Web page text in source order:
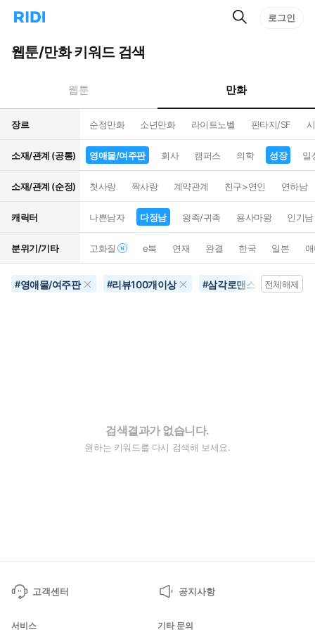
리
홈
으
턴
트
검
로그인
웹툰/만화 키워드 검색
웹툰 만화
장르 순정만화 소년만화 라이트노벨 판타지/SF
소재/관계 (공통) 영애물/여주판 회사 캠퍼스 의학 성장 일
소재/관계 (순정) 첫사랑 짝사랑 계약관계 친구>연인 연하남
캐릭터 나쁜남자 다정남 왕족/귀족 용사마왕 인기남
분위기/기타 고화질 e북 연재 완결 한국 일본
#영애물/여주판 #리뷰100개이상 #삼각로맨스 #결혼
전체해제
검색결과가 없습니다.
원하는 키워드를 다시 검색해 보세요.
고객센터 공지사항
서비스 기타 문의